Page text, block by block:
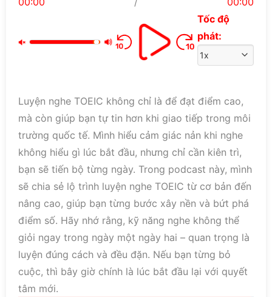
Tốc độ
phát:
Luyện nghe TOEIC không chỉ là để đạt điểm cao,
mà còn giúp bạn tự tin hơn khi giao tiếp trong môi
trường quốc tế. Mình hiểu cảm giác nản khi nghe
không hiểu gì lúc bắt đầu, nhưng chỉ cần kiên trì,
bạn sẽ tiến bộ từng ngày. Trong podcast này, mình
sẽ chia sẻ lộ trình luyện nghe TOEIC từ cơ bản đến
nâng cao, giúp bạn từng bước xây nền và bứt phá
điểm số. Hãy nhớ rằng, kỹ năng nghe không thể
giỏi ngay trong ngày một ngày hai – quan trọng là
luyện đúng cách và đều đặn. Nếu bạn từng bỏ
cuộc, thì bây giờ chính là lúc bắt đầu lại với quyết
tâm mới.